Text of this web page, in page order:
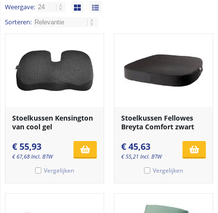
Weergave:
Sorteren:
Stoelkussen Kensington
van cool gel
€ 55,93
€67,68 Incl. BTW
Vergelijken
Stoelkussen Fellowes
Breyta Comfort zwart
€ 45,63
€55,21 Incl. BTW
Vergelijken